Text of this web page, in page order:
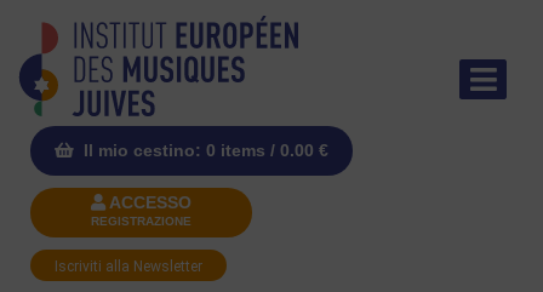
Il mio cestino: 0 items / 0.00 €
ACCESSO
REGISTRAZIONE
Iscriviti alla Newsletter